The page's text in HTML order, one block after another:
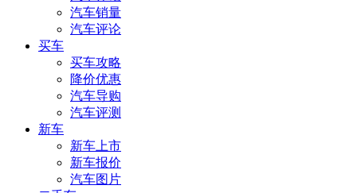
汽车销量
汽车评论
买车
买车攻略
降价优惠
汽车导购
汽车评测
新车
新车上市
新车报价
汽车图片